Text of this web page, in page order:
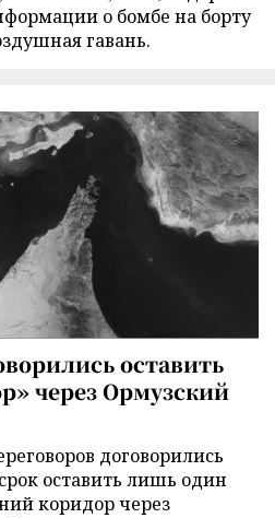
о бомбе на борту
гавань.
оставить
через Ормузский
договорились
оставить лишь один
коридор через